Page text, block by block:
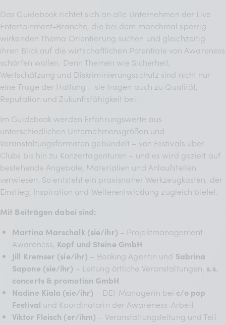
Das Guidebook richtet sich an alle Unternehmen der Live
Entertainment-Branche, die bei dem manchmal sperrig
wirkenden Thema Orientierung suchen und gleichzeitig
ihren Blick auf die wirtschaftlichen Potentiale von Awareness
schärfen wollen. Denn Themen wie Sicherheit,
Wertschätzung und Diskriminierungsschutz sind nicht nur
eine Frage der Haltung – sie tragen auch zu Qualität,
Reputation und Zukunftsfähigkeit bei.
Im Guidebook werden Erfahrungswerte aus
unterschiedlichen Unternehmensgrößen und
Veranstaltungsformaten gebündelt – von Festivals über
Clubs bis hin zu Konzertagenturen – und es wird gezielt auf
bestehende Angebote, Materialien und Anlaufstellen
verwiesen. So entsteht ein praxisnaher Werkzeugkasten, der
Einstieg, Inspiration und Weiterentwicklung zugleich bietet.
Mit Beiträgen dabei sind:
Martina Marschalk (sie/ihr) – Projektmanagement
Awareness, Kopf und Steine GmbH
Jill Kremser (sie/ihr) – Booking Agentin und Sabrina
Sapone (sie/ihr) – Leitung örtliche Veranstaltungen, s.s.
concerts & promotion GmbH
Nadine Kiala (sie/ihr) – DEI-Managerin bei c/o pop
Festival und Koordinatorin der Awareness-Arbeit
Viktor Fleisch (er/ihm) – Veranstaltungsleitung und Teil